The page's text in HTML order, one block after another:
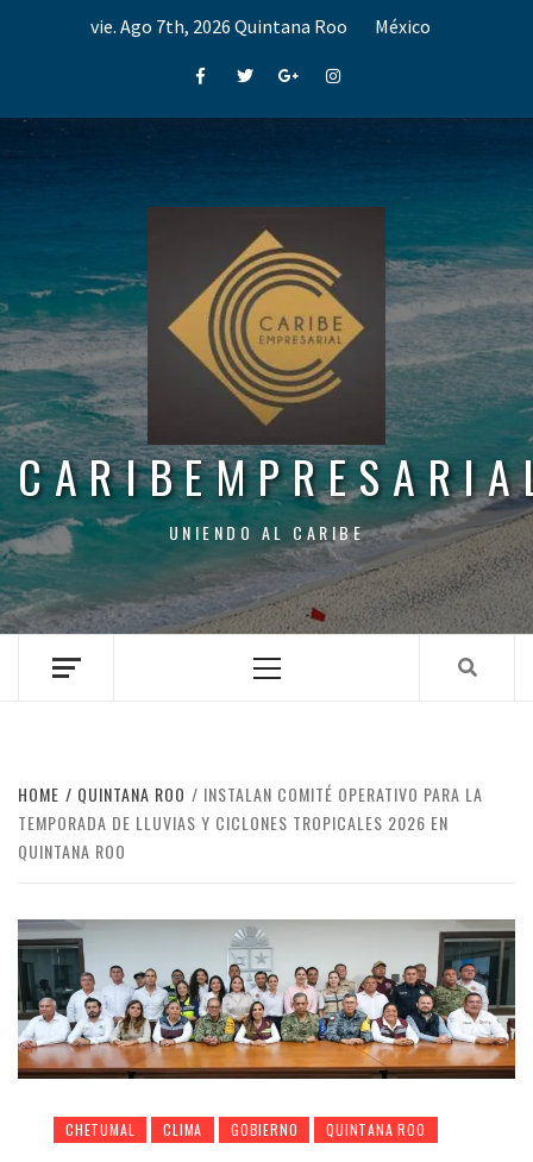
vie. Ago 7th, 2026 Quintana Roo México
FacebookTwitterGoogle+Instagram
UNIENDO AL CARIBE
Menu
HOME QUINTANA ROO
INSTALAN COMITÉ OPERATIVO PARA LA
TEMPORADA DE LLUVIAS Y CICLONES TROPICALES 2026 EN
QUINTANA ROO
CHETUMAL CLIMA GOBIERNO QUINTANA ROO